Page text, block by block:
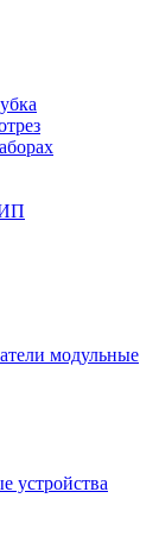
модульные
устройства